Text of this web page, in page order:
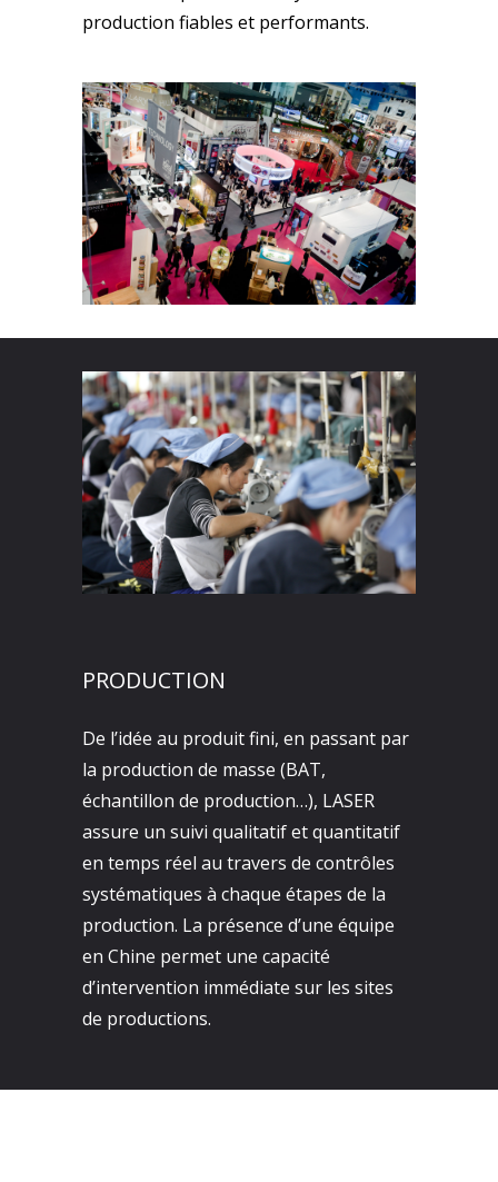
production fiables et performants.
PRODUCTION
De l’idée au produit fini, en passant par
la production de masse (BAT,
échantillon de production…), LASER
assure un suivi qualitatif et quantitatif
en temps réel au travers de contrôles
systématiques à chaque étapes de la
production. La présence d’une équipe
en Chine permet une capacité
d’intervention immédiate sur les sites
de productions.